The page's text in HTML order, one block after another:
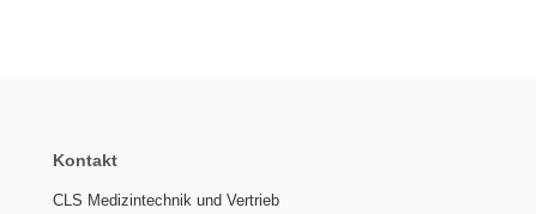
Kontakt
CLS Medizintechnik und Vertrieb